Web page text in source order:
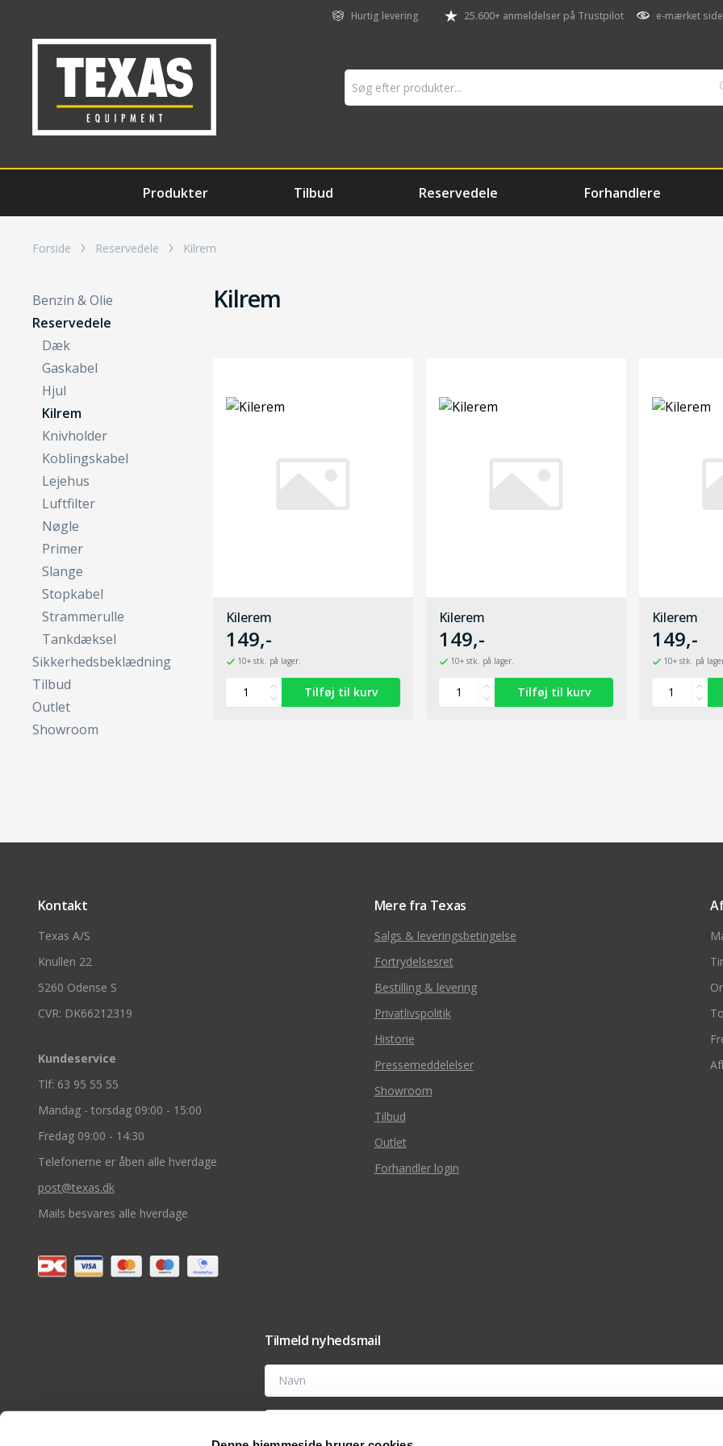
Hurtig levering 25.600+ anmeldelser på Trustpilot e-mærket
Produkter Tilbud Reservedele Forhandlere
Forside Reservedele Kilrem
Benzin & Olie
Reservedele
Dæk
Gaskabel
Hjul
Kilrem
Knivholder
Koblingskabel
Lejehus
Luftfilter
Nøgle
Primer
Slange
Stopkabel
Strammerulle
Tankdæksel
Sikkerhedsbeklædning
Tilbud
Outlet
Showroom
Kilrem
Kilerem
149,-
10+ stk. på lager.
Kilerem
149,-
10+ stk. på lager.
Kilerem
149,-
10+ stk. på
Kontakt
Texas A/S
Knullen 22
5260 Odense S
CVR: DK66212319
Kundeservice
Tlf: 63 95 55 55
Mandag - torsdag 09:00 - 15:00
Fredag 09:00 - 14:30
Telefonerne er åben alle hverdage
post@texas.dk
Mails besvares alle hverdage
Mere fra Texas
Salgs & leveringsbetingelse
Fortrydelsesret
Bestilling & levering
Privatlivspolitik
Historie
Pressemeddelelser
Showroom
Tilbud
Outlet
Forhandler login
Tilmeld nyhedsmail
Navn